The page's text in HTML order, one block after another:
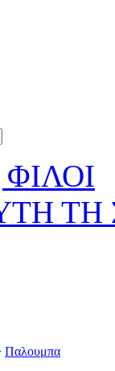
ΦΙΛΟΙ
ΤΗ
Παλουμπα